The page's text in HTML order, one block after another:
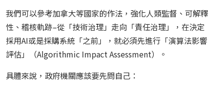
我們可以參考加拿大等國家的作法，強化人類監督、可解釋
性、稽核軌跡–從「技術治理」走向「責任治理」，在決定
採用AI或是採購系統「之前」，就必須先進行「演算法影響
評估」（Algorithmic Impact Assessment）。
具體來說，政府機關應該要先問自己：